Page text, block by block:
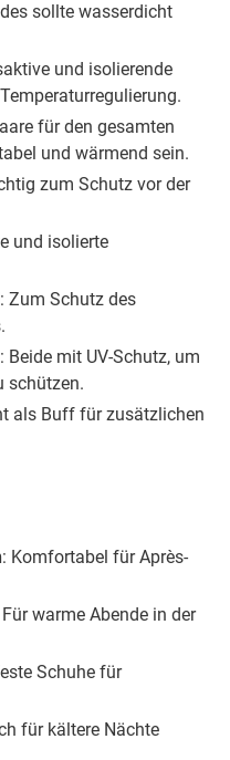
sollte wasserdicht
und isolierende
für den gesamten
und wärmend sein.
zum Schutz vor der
und isolierte
: Zum Schutz des
: Beide mit UV-Schutz, um
schützen.
als Buff für zusätzlichen
: Komfortabel für Après-
warme Abende in der
Schuhe für
für kältere Nächte